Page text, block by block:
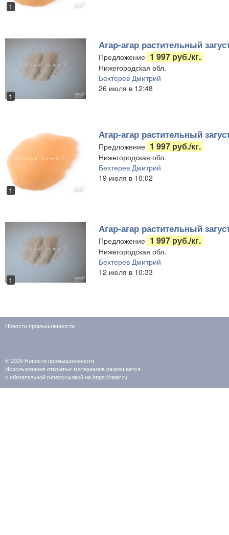
1
1
Агар-агар растительный
Предложение 1 997 руб./кг.
Нижегородская обл.
Бехтерев Дмитрий
26 июля в 12:48
1
Агар-агар растительный
Предложение 1 997 руб./кг.
Нижегородская обл.
Бехтерев Дмитрий
19 июля в 10:02
1
Агар-агар растительный
Предложение 1 997 руб./кг.
Нижегородская обл.
Бехтерев Дмитрий
12 июля в 10:33
Новости промышленности
© 2026 Новости промышленности
Использование открытых материалов разрешается
с обязательной гиперссылкой на https://rater.ru